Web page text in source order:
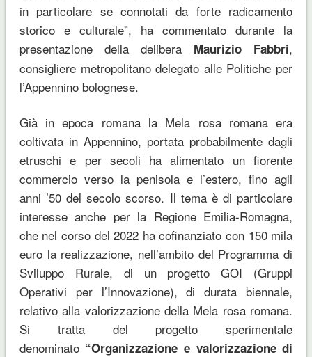
in particolare se connotati da forte radicamento
storico e culturale”, ha commentato durante la
presentazione della delibera Maurizio Fabbri,
consigliere metropolitano delegato alle Politiche per
l’Appennino bolognese.
Già in epoca romana la Mela rosa romana era
coltivata in Appennino, portata probabilmente dagli
etruschi e per secoli ha alimentato un fiorente
commercio verso la penisola e l’estero, fino agli
anni ’50 del secolo scorso. Il tema è di particolare
interesse anche per la Regione Emilia-Romagna,
che nel corso del 2022 ha cofinanziato con 150 mila
euro la realizzazione, nell’ambito del Programma di
Sviluppo Rurale, di un progetto GOI (Gruppi
Operativi per l’Innovazione), di durata biennale,
relativo alla valorizzazione della Mela rosa romana.
Si tratta del progetto sperimentale
denominato “Organizzazione e valorizzazione di